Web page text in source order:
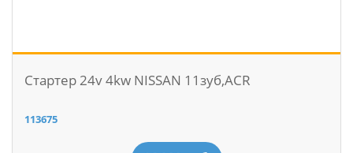
Стартер 24v 4kw NISSAN 11зуб,ACR
113675